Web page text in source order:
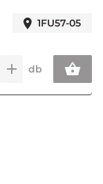
1FU57-05
db